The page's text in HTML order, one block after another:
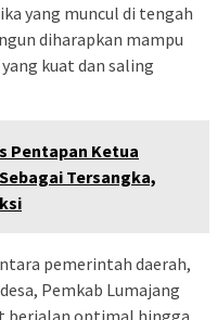
yang muncul di tengah
diharapkan mampu
kuat dan saling
Pentapan Ketua
Tersangka,
pemerintah daerah,
Pemkab Lumajang
berjalan optimal hingga